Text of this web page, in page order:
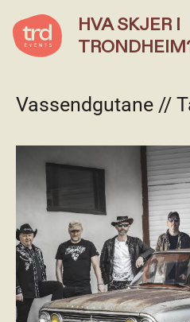
HVA SKJER I
Vassendgutane //